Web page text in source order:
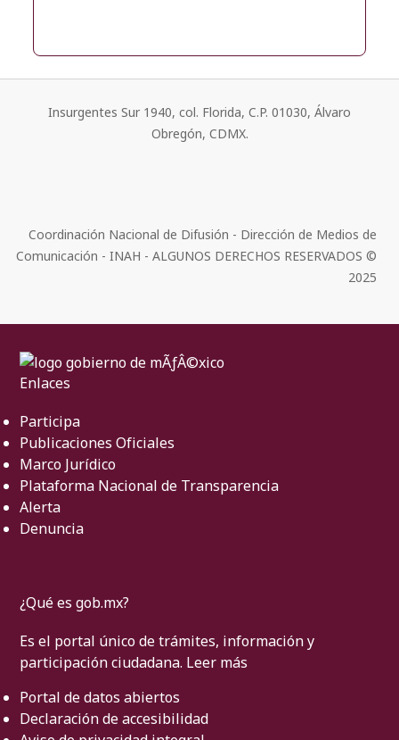
Insurgentes Sur 1940, col. Florida, C.P. 01030, Álvaro
Obregón, CDMX.
Coordinación Nacional de Difusión - Dirección de Medios de
Comunicación - INAH - ALGUNOS DERECHOS RESERVADOS ©
2025
Enlaces
Participa
Publicaciones Oficiales
Marco Jurídico
Plataforma Nacional de Transparencia
Alerta
Denuncia
¿Qué es gob.mx?
Es el portal único de trámites, información y
participación ciudadana. Leer más
Portal de datos abiertos
Declaración de accesibilidad